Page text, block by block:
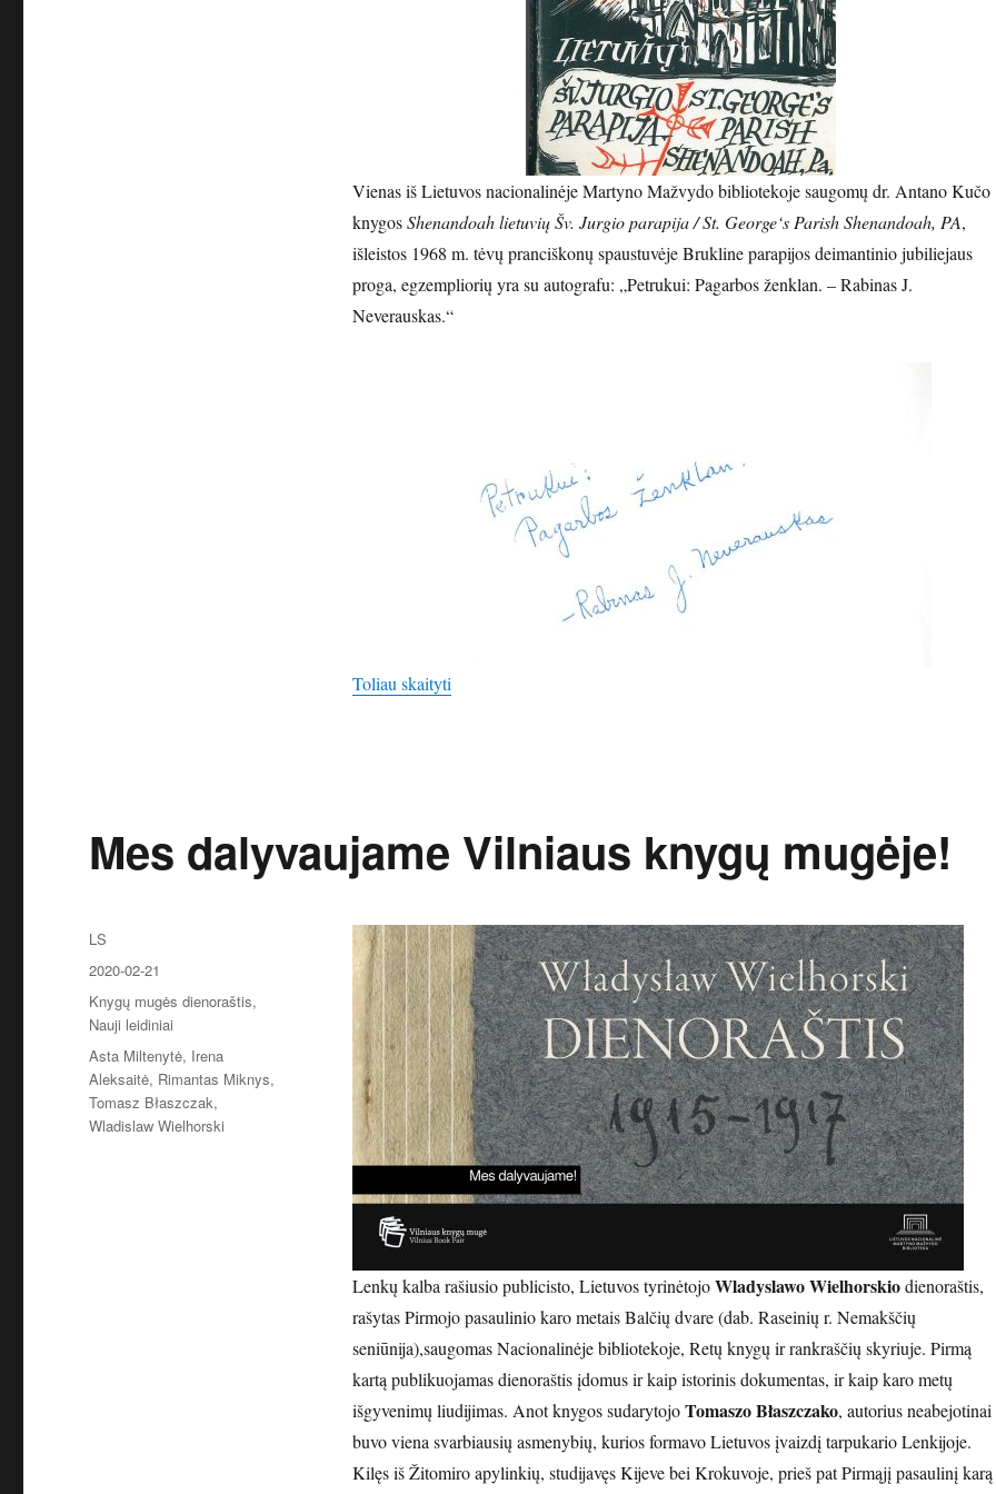
Vienas iš Lietuvos nacionalinėje Martyno Mažvydo bibliotekoje saugomų dr. Antano Kučo
knygosShenandoah lietuvių Šv. Jurgio parapija / St. George‘s Parish Shenandoah, PA,
išleistos 1968 m. tėvų pranciškonų spaustuvėje Brukline parapijos deimantinio jubiliejaus
proga, egzempliorių yra su autografu: „Petrukui: Pagarbos ženklan. – Rabinas J.
Neverauskas.“
Toliau skaityti„„Rabinas“ Juozas Neverauskas”
Mes dalyvaujame Vilniaus knygų mugėje!
Lenkų kalba rašiusio publicisto, Lietuvos tyrinėtojoWladyslawo Wielhorskiodienoraštis,
rašytas Pirmojo pasaulinio karo metais Balčių dvare (dab. Raseinių r. Nemakščių
seniūnija),saugomas Nacionalinėje bibliotekoje, Retų knygų ir rankraščių skyriuje. Pirmą
kartą publikuojamas dienoraštis įdomus ir kaip istorinis dokumentas, ir kaip karo metų
išgyvenimų liudijimas. Anot knygos sudarytojoTomaszo Błaszczako, autorius neabejotinai
buvo viena svarbiausių asmenybių, kurios formavo Lietuvos įvaizdį tarpukario Lenkijoje.
Kilęs iš Žitomiro apylinkių, studijavęs Kijeve bei Krokuvoje, prieš pat Pirmąjį pasaulinį karą
Autorius
LS
Paskelbta
2020-02-21
Kategorijos
Knygų mugės dienoraštis,
Nauji leidiniai
Žymos
Asta Miltenytė, Irena
Aleksaitė, Rimantas Miknys,
Tomasz Błaszczak,
Wladislaw Wielhorski